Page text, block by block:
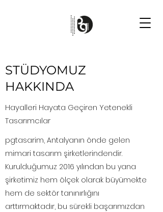
STÜDYOMUZ
HAKKINDA
Hayalleri Hayata Geçiren Yetenekli
Tasarımcılar
pgtasarim, Antalyanın önde gelen
mimari tasarım şirketlerindendir.
Kurulduğumuz 2016 yılından bu yana
şirketimiz hem ölçek olarak büyümekte
hem de sektör tanınırlığını
arttırmaktadır, bu sürekli başarımızdan